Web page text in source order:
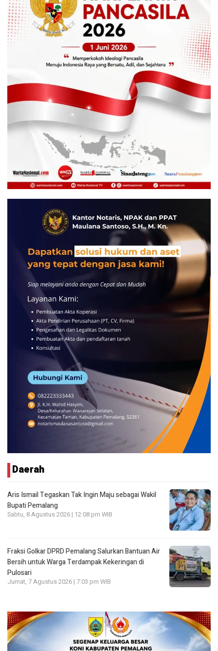
Daerah
Aris Ismail Tegaskan Tak Ingin Maju sebagai Wakil
Bupati Pemalang
Sabtu, 8 Agustus 2026 | 12:08 pm WIB
Fraksi Golkar DPRD Pemalang Salurkan Bantuan Air
Bersih untuk Warga Terdampak Kekeringan di
Pulosari
Jumat, 7 Agustus 2026 | 7:03 pm WIB